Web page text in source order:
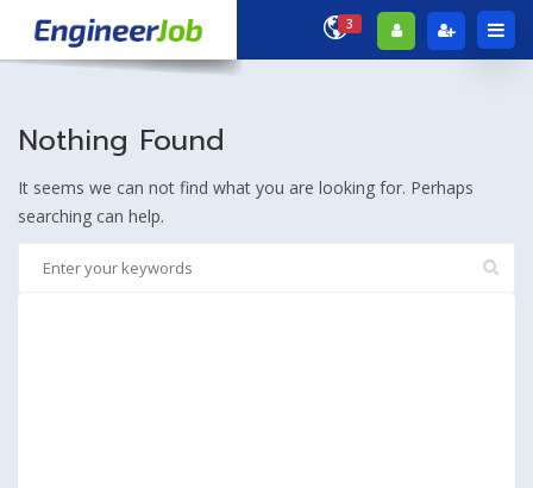
3
Nothing Found
It seems we can not find what you are looking for. Perhaps
searching can help.